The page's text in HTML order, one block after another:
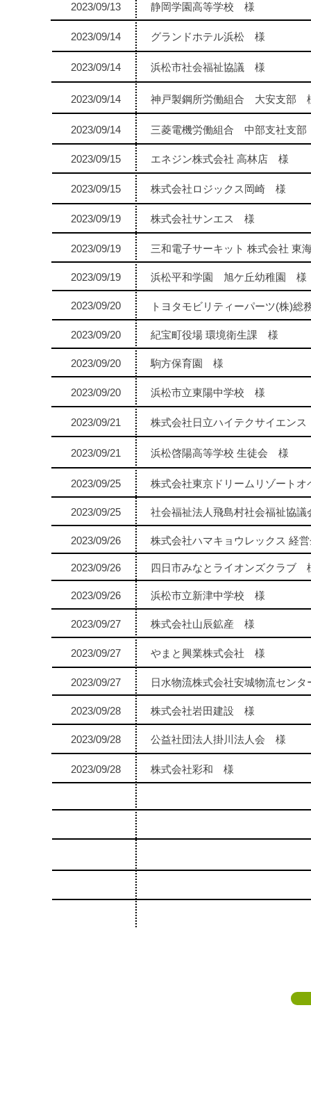
2023/09/13 静岡学園高等学校 様
2023/09/14 グランドホテル浜松 様
2023/09/14 浜松市社会福祉協議 様
2023/09/14 神戸製鋼所労働組合 大安支部
2023/09/14 三菱電機労働組合 中部支社支
2023/09/15 エネジン株式会社 高林店 様
2023/09/15 株式会社ロジックス岡崎 様
2023/09/19 株式会社サンエス 様
2023/09/19 三和電子サーキット 株式会社 東
2023/09/19 浜松平和学園 旭ケ丘幼稚園 様
2023/09/20 トヨタモビリティーパーツ(株)
2023/09/20 紀宝町役場 環境衛生課 様
2023/09/20 駒方保育園 様
2023/09/20 浜松市立東陽中学校 様
2023/09/21 株式会社日立ハイテクサイエン
2023/09/21 浜松啓陽高等学校 生徒会 様
2023/09/25 株式会社東京ドリームリゾート
2023/09/25 社会福祉法人飛島村社会福祉協
2023/09/26 株式会社ハマキョウレックス 経
2023/09/26 四日市みなとライオンズクラブ
2023/09/26 浜松市立新津中学校 様
2023/09/27 株式会社山辰鉱産 様
2023/09/27 やまと興業株式会社 様
2023/09/27 日水物流株式会社安城物流セン
2023/09/28 株式会社岩田建設 様
2023/09/28 公益社団法人掛川法人会 様
2023/09/28 株式会社彩和 様